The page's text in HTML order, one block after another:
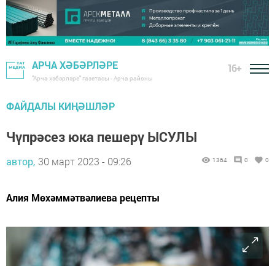
АРЧА ХӘБӘРЛӘРЕ
"Арча хәбәрләре" газетасы - Арча районы
16+
ФАЙДАЛЫ КИҢӘШЛӘР
Чүпрәсез юка пешерү ЫСУЛЫ
автор, 30 март 2023 - 09:26 1364 0 0
Алия Мөхәммәтвәлиева рецепты